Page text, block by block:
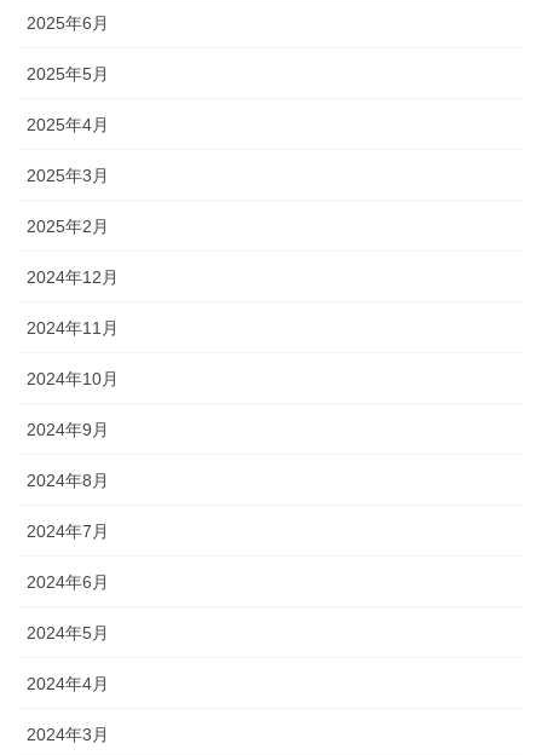
2025年6月
2025年5月
2025年4月
2025年3月
2025年2月
2024年12月
2024年11月
2024年10月
2024年9月
2024年8月
2024年7月
2024年6月
2024年5月
2024年4月
2024年3月